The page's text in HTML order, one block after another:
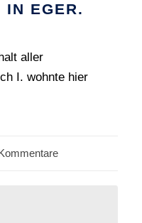
IN EGER.
aller
I. wohnte hier